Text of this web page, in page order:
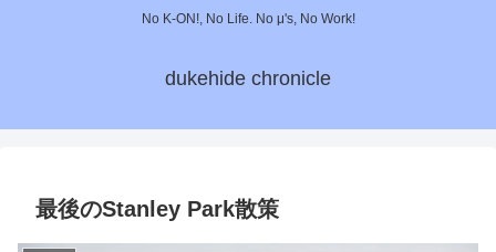
No K-ON!, No Life. No μ's, No Work!
dukehide chronicle
最後のStanley Park散策